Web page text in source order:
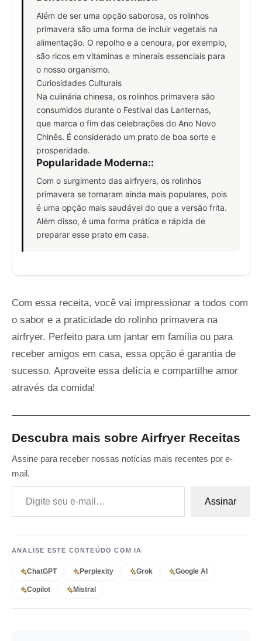
Além de ser uma opção saborosa, os rolinhos
primavera são uma forma de incluir vegetais na
alimentação. O repolho e a cenoura, por exemplo,
são ricos em vitaminas e minerais essenciais para
o nosso organismo.
Curiosidades Culturais
Na culinária chinesa, os rolinhos primavera são
consumidos durante o Festival das Lanternas,
que marca o fim das celebrações do Ano Novo
Chinês. É considerado um prato de boa sorte e
prosperidade.
Popularidade Moderna::
Com o surgimento das airfryers, os rolinhos
primavera se tornaram ainda mais populares, pois
é uma opção mais saudável do que a versão frita.
Além disso, é uma forma prática e rápida de
preparar esse prato em casa.
Com essa receita, você vai impressionar a todos com
o sabor e a praticidade do rolinho primavera na
airfryer. Perfeito para um jantar em família ou para
receber amigos em casa, essa opção é garantia de
sucesso. Aproveite essa delícia e compartilhe amor
através da comida!
Descubra mais sobre Airfryer Receitas
Assine para receber nossas notícias mais recentes por e-
mail.
Digite seu e-mail…
Assinar
ANALISE ESTE CONTEÚDO COM IA
ChatGPT Perplexity Grok Google AI
Copilot Mistral